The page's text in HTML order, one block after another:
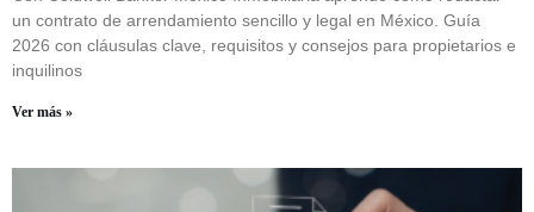
un contrato de arrendamiento sencillo y legal en México. Guía
2026 con cláusulas clave, requisitos y consejos para propietarios e
inquilinos
Ver más »